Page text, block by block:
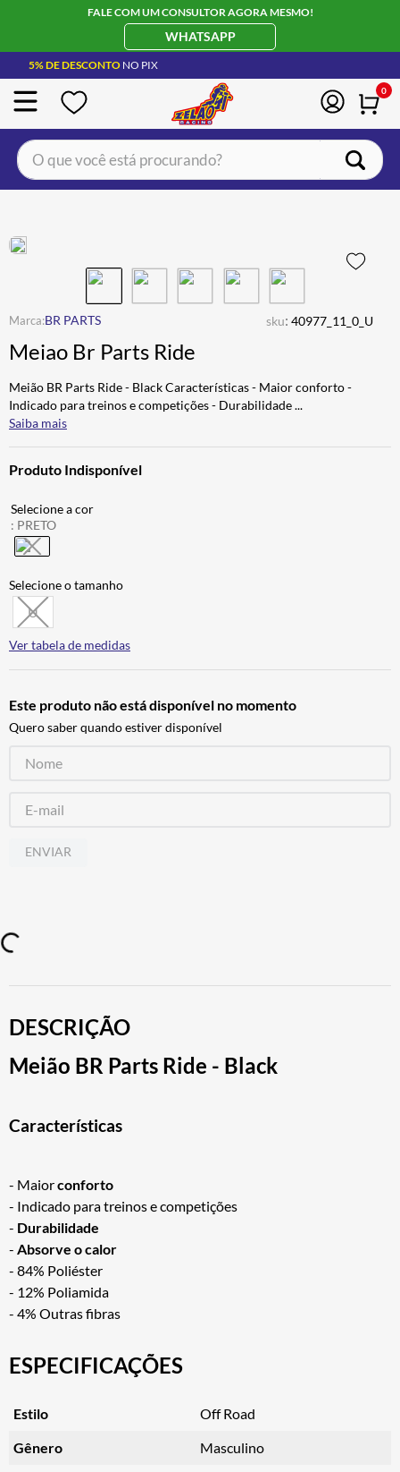
FALE COM UM CONSULTOR AGORA MESMO!
WHATSAPP
5% DE DESCONTO NO PIX
0
O que você está procurando?
BR PARTS sku: 40977_11_0_U
Meiao Br Parts Ride
Meião BR Parts Ride - Black Características - Maior conforto -
Indicado para treinos e competições - Durabilidade...
Saiba mais
Produto Indisponível
: PRETO
U
Ver tabela de medidas
Este produto não está disponível no momento
Quero saber quando estiver disponível
ENVIAR
DESCRIÇÃO
Meião BR Parts Ride - Black
Características
- Maiorconforto
- Indicado para treinos e competições
- Durabilidade
- Absorve o calor
- 84% Poliéster
- 12% Poliamida
- 4% Outras fibras
ESPECIFICAÇÕES
Estilo Off Road
Gênero Masculino
JAQUETA
4º ÓCULOS SOLAR
5º LUVA
6º BAU
7º ALPINESTAR
8º AIROH
9º CALÇA
10º BOTAS